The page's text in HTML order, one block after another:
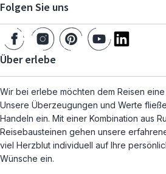
Folgen Sie uns
Über erlebe
Wir bei erlebe möchten dem Reisen
Unsere Überzeugungen und Werte
Handeln ein. Mit einer Kombination aus
Reisebausteinen gehen unsere
viel Herzblut individuell auf Ihre
Wünsche ein.